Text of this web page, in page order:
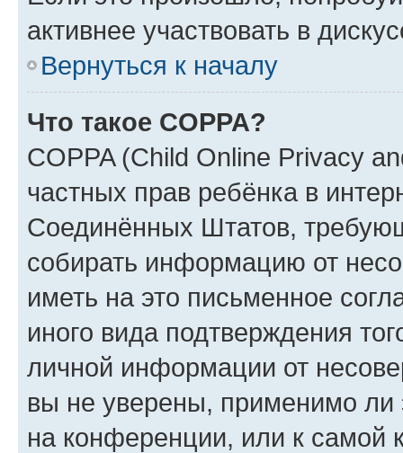
активнее участвовать в
Вернуться к началу
Что такое COPPA?
COPPA (Child Online Privacy
частных прав ребёнка в
Соединённых Штатов,
собирать информацию от
иметь на это письменное
иного вида подтверждения
личной информации от
вы не уверены, применимо ли
на конференции, или к самой